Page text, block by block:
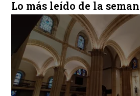
Lo más leído de la